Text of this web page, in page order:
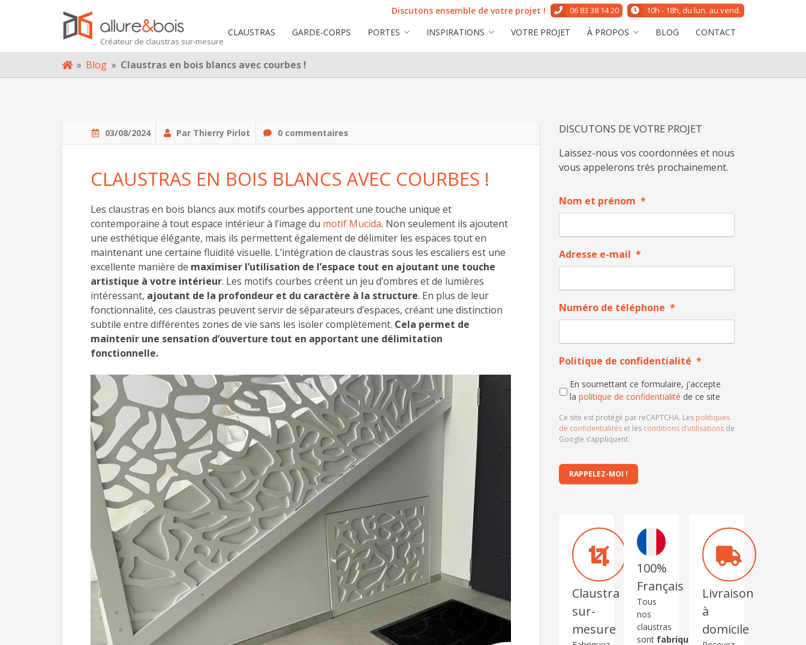
Créateur de claustras sur-mesure
Discutons ensemble de votre projet ! 06 83 38 14 20 10h - 18h, du lun. au vend.
CLAUSTRAS GARDE-CORPS PORTES INSPIRATIONS VOTRE PROJET À PROPOS BLOG CONTACT
» Blog » Claustras en bois blancs avec courbes !
03/08/2024 Par Thierry Pirlot 0 commentaires
CLAUSTRAS EN BOIS BLANCS AVEC COURBES !
Les claustras en bois blancs aux motifs courbes apportent une touche unique et
contemporaine à tout espace intérieur à l’image du motif Mucida. Non seulement ils ajoutent
une esthétique élégante, mais ils permettent également de délimiter les espaces tout en
maintenant une certaine fluidité visuelle. L’intégration de claustras sous les escaliers est une
excellente manière de maximiser l’utilisation de l’espace tout en ajoutant une touche
artistique à votre intérieur. Les motifs courbes créent un jeu d’ombres et de lumières
intéressant, ajoutant de la profondeur et du caractère à la structure. En plus de leur
fonctionnalité, ces claustras peuvent servir de séparateurs d’espaces, créant une distinction
subtile entre différentes zones de vie sans les isoler complètement. Cela permet de
maintenir une sensation d’ouverture tout en apportant une délimitation
fonctionnelle.
DISCUTONS DE VOTRE PROJET
Laissez-nous vos coordonnées et nous
vous appelerons très prochainement.
Nom et prénom *
Adresse e-mail *
Numéro de téléphone *
Politique de confidentialité *
En soumettant ce formulaire, j'accepte
la politique de confidentialité de ce site
Ce site est protégé par reCAPTCHA. Les politiques
de confidentialitéset les conditions d’utilisationsde
Google s’appliquent.
RAPPELEZ-MOI !
Claustra
sur-
mesure
100%
Français
Tous
nos
claustras
sont fabriqués
Livraison
à
domicile
PROJET